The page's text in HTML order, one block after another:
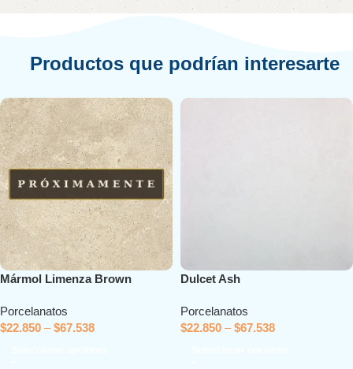
Productos que podrían interesarte
Mármol Limenza Brown
Porcelanatos
$22.850 –$67.538
Dulcet Ash
Porcelanatos
$22.850 –$67.538